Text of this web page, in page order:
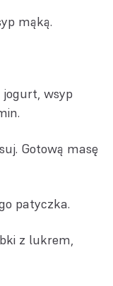
mąką.
jogurt, wsyp
Gotową masę
patyczka.
z lukrem,